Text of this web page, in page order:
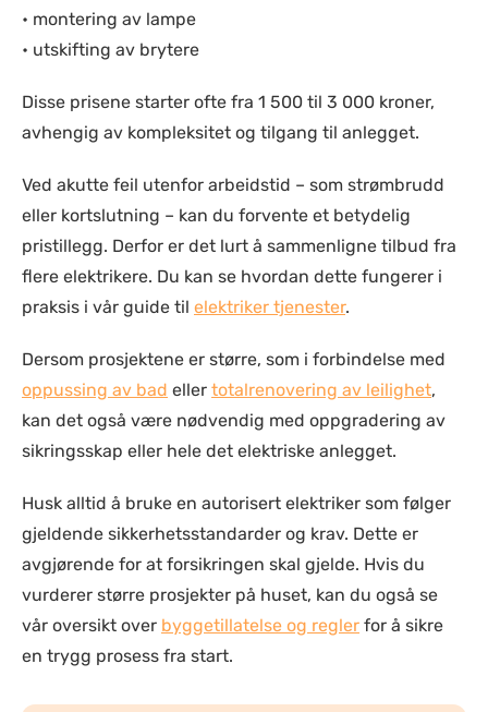
• montering av lampe
• utskifting av brytere
Disse prisene starter ofte fra 1 500 til 3 000 kroner,
avhengig av kompleksitet og tilgang til anlegget.
Ved akutte feil utenfor arbeidstid – som strømbrudd
eller kortslutning – kan du forvente et betydelig
pristillegg. Derfor er det lurt å sammenligne tilbud fra
flere elektrikere. Du kan se hvordan dette fungerer i
praksis i vår guide til elektriker tjenester.
Dersom prosjektene er større, som i forbindelse med
oppussing av bad eller totalrenovering av leilighet,
kan det også være nødvendig med oppgradering av
sikringsskap eller hele det elektriske anlegget.
Husk alltid å bruke en autorisert elektriker som følger
gjeldende sikkerhetsstandarder og krav. Dette er
avgjørende for at forsikringen skal gjelde. Hvis du
vurderer større prosjekter på huset, kan du også se
vår oversikt over byggetillatelse og regler for å sikre
en trygg prosess fra start.